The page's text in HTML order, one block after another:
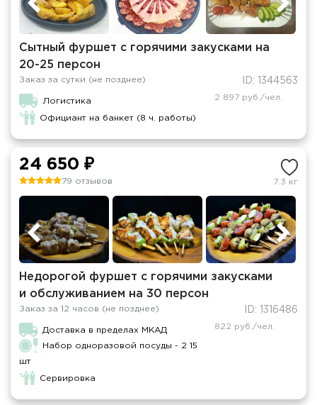
Сытный фуршет с горячими закусками на
20-25 персон
Заказ за сутки (не позднее) ID: 1344563
Логистика
Официант на банкет (8 ч. работы)
2 897 руб./чел.
24 650 ₽
79 отзывов 7.3 кг
Недорогой фуршет с горячими закусками
и обслуживанием на 30 персон
Заказ за 12 часов (не позднее) ID: 1316486
Доставка в пределах МКАД
Набор одноразовой посуды - 2 15
шт
Сервировка
822 руб./чел.